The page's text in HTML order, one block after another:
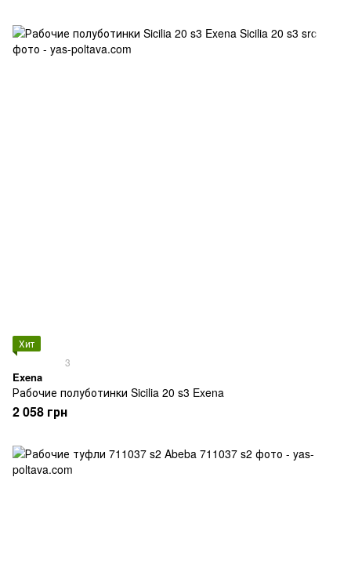
Хит
3
Exena
Рабочие полуботинки Sicilia 20 s3 Exena
2 058 грн